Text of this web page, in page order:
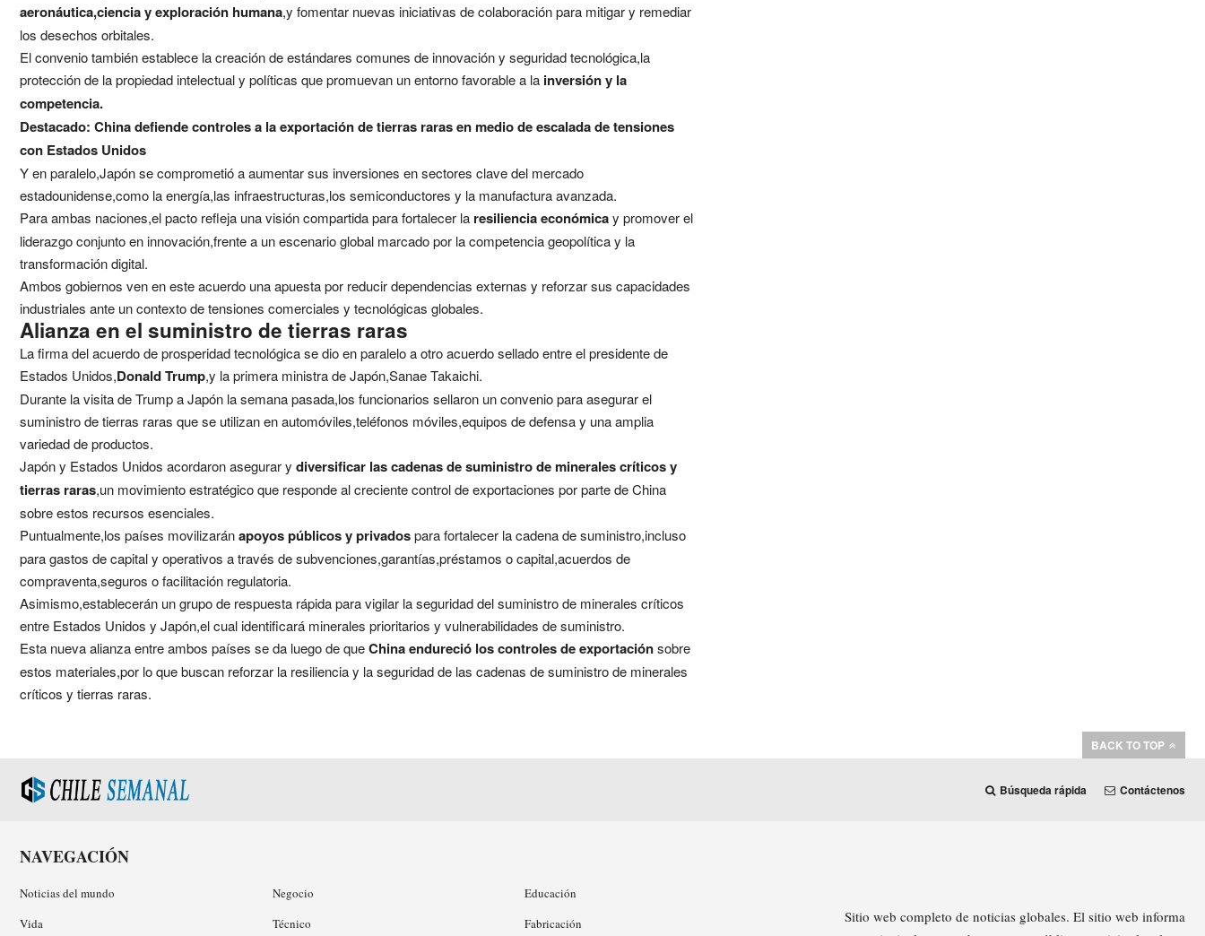
aeronáutica,ciencia y exploración humana,y fomentar nuevas iniciativas de colaboración para mitigar y remediar
los desechos orbitales.
El convenio también establece la creación de estándares comunes de innovación y seguridad tecnológica,la
protección de la propiedad intelectual y políticas que promuevan un entorno favorable a la inversión y la
competencia.
Destacado: China defiende controles a la exportación de tierras raras en medio de escalada de tensiones
con Estados Unidos
Y en paralelo,Japón se comprometió a aumentar sus inversiones en sectores clave del mercado
estadounidense,como la energía,las infraestructuras,los semiconductores y la manufactura avanzada.
Para ambas naciones,el pacto refleja una visión compartida para fortalecer la resiliencia económicay promover el
liderazgo conjunto en innovación,frente a un escenario global marcado por la competencia geopolítica y la
transformación digital.
Ambos gobiernos ven en este acuerdo una apuesta por reducir dependencias externas y reforzar sus capacidades
industriales ante un contexto de tensiones comerciales y tecnológicas globales.
Alianza en el suministro de tierras raras
La firma del acuerdo de prosperidad tecnológica se dio en paralelo a otro acuerdo sellado entre el presidente de
Estados Unidos,Donald Trump,y la primera ministra de Japón,Sanae Takaichi.
Durante la visita de Trump a Japón la semana pasada,los funcionarios sellaron un convenio para asegurar el
suministro de tierras raras que se utilizan en automóviles,teléfonos móviles,equipos de defensa y una amplia
variedad de productos.
Japón y Estados Unidos acordaron asegurar y diversificar las cadenas de suministro de minerales críticos y
tierras raras,un movimiento estratégico que responde al creciente control de exportaciones por parte de China
sobre estos recursos esenciales.
Puntualmente,los países movilizaránapoyos públicos y privadospara fortalecer la cadena de suministro,incluso
para gastos de capital y operativos a través de subvenciones,garantías,préstamos o capital,acuerdos de
compraventa,seguros o facilitación regulatoria.
Asimismo,establecerán un grupo de respuesta rápida para vigilar la seguridad del suministro de minerales críticos
entre Estados Unidos y Japón,el cual identificará minerales prioritarios y vulnerabilidades de suministro.
Esta nueva alianza entre ambos países se da luego de queChina endureció los controles de exportaciónsobre
estos materiales,por lo que buscan reforzar la resiliencia y la seguridad de las cadenas de suministro de minerales
críticos y tierras raras.
BACK TO TOP
Búsqueda rápida Contáctenos
NAVEGACIÓN
Noticias del mundo Negocio
Educación
Vida
Técnico Fabricación
Sitio web completo de noticias globales. El sitio web informa